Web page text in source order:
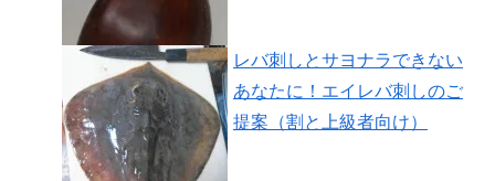
レバ刺しとサヨナラできない
あなたに！エイレバ刺しのご
提案（割と上級者向け）